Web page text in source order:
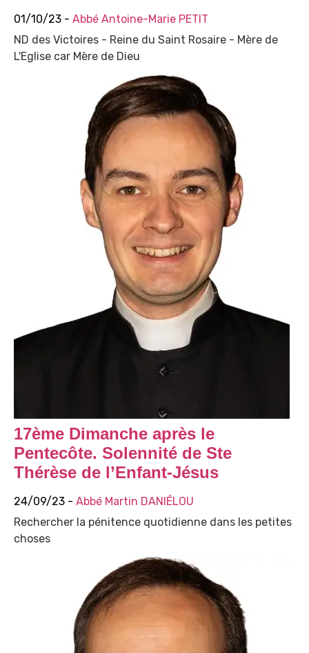
01/10/23 - Abbé Antoine-Marie PETIT
ND des Victoires - Reine du Saint Rosaire - Mère de
L'Eglise car Mère de Dieu
17ème Dimanche après le
Pentecôte. Solennité de Ste
Thérèse de l’Enfant-Jésus
24/09/23 - Abbé Martin DANIÉLOU
Rechercher la pénitence quotidienne dans les petites
choses